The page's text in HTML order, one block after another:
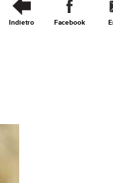
Indietro Facebook